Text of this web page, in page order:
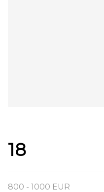
18
800 - 1000 EUR